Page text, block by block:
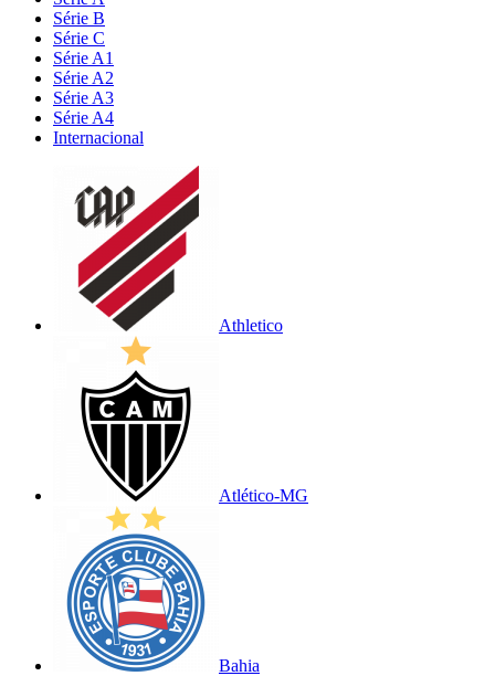
Série B
Série C
Série A1
Série A2
Série A3
Série A4
Internacional
Athletico
Atlético-MG
Bahia